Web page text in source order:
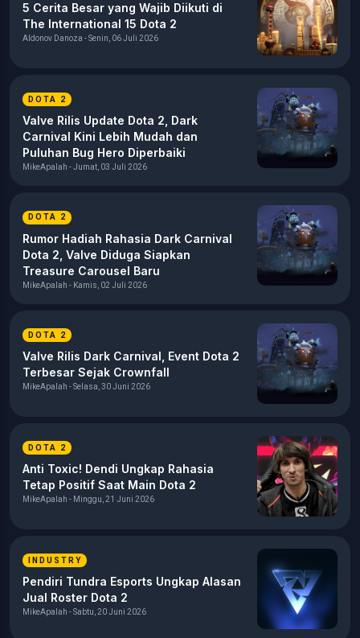
5 Cerita Besar yang Wajib Diikuti di
The International 15 Dota 2
Aldonov Danoza - Senin, 06 Juli 2026
DOTA 2
Valve Rilis Update Dota 2, Dark
Carnival Kini Lebih Mudah dan
Puluhan Bug Hero Diperbaiki
MikeApalah - Jumat, 03 Juli 2026
DOTA 2
Rumor Hadiah Rahasia Dark Carnival
Dota 2, Valve Diduga Siapkan
Treasure Carousel Baru
MikeApalah - Kamis, 02 Juli 2026
DOTA 2
Valve Rilis Dark Carnival, Event Dota 2
Terbesar Sejak Crownfall
MikeApalah - Selasa, 30 Juni 2026
DOTA 2
Anti Toxic! Dendi Ungkap Rahasia
Tetap Positif Saat Main Dota 2
MikeApalah - Minggu, 21 Juni 2026
INDUSTRY
Pendiri Tundra Esports Ungkap Alasan
Jual Roster Dota 2
MikeApalah - Sabtu, 20 Juni 2026